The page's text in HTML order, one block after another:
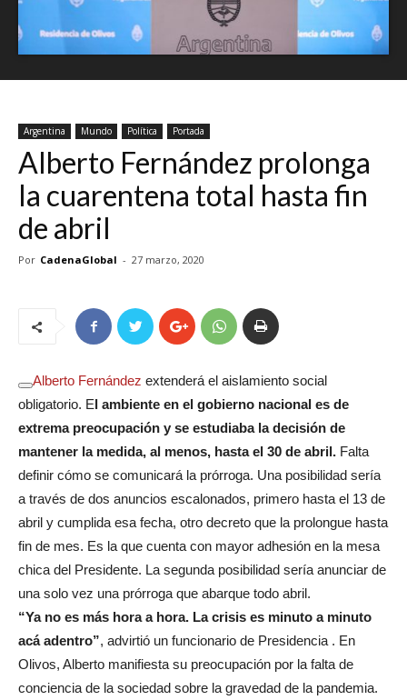
Argentina Mundo Política Portada
Alberto Fernández prolonga
la cuarentena total hasta fin
de abril
Por CadenaGlobal - 27 marzo, 2020
Alberto Fernández extenderá el aislamiento social
obligatorio. El ambiente en el gobierno nacional es de
extrema preocupación y se estudiaba la decisión de
mantener la medida, al menos, hasta el 30 de abril. Falta
definir cómo se comunicará la prórroga. Una posibilidad sería
a través de dos anuncios escalonados, primero hasta el 13 de
abril y cumplida esa fecha, otro decreto que la prolongue hasta
fin de mes. Es la que cuenta con mayor adhesión en la mesa
chica del Presidente. La segunda posibilidad sería anunciar de
una solo vez una prórroga que abarque todo abril.
“Ya no es más hora a hora. La crisis es minuto a minuto
acá adentro”, advirtió un funcionario de Presidencia . En
Olivos, Alberto manifiesta su preocupación por la falta de
conciencia de la sociedad sobre la gravedad de la pandemia.